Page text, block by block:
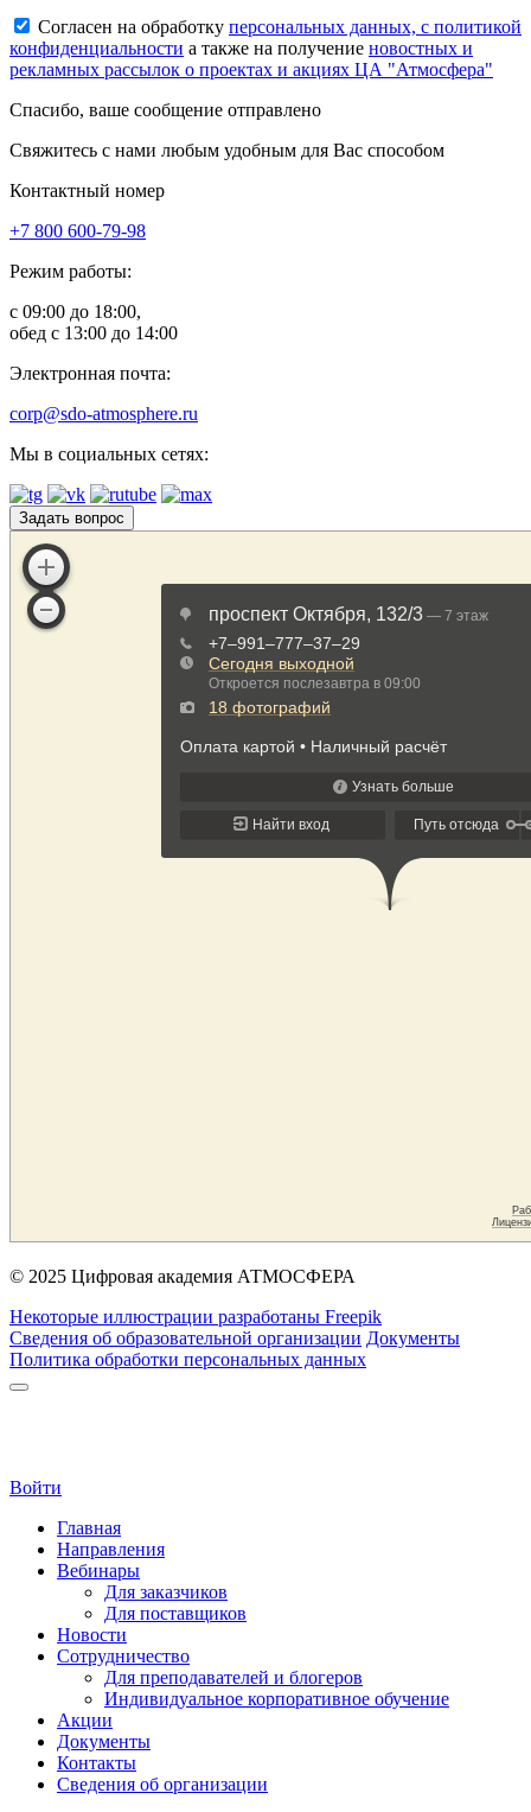
Согласен на обработку персональных данных, с политикой
конфиденциальности а также на получение новостных и
рекламных рассылок о проектах и акциях ЦА "Атмосфера"
Спасибо, ваше сообщение отправлено
Свяжитесь с нами любым удобным для Вас способом
Контактный номер
+7 800 600-79-98
Режим работы:
с 09:00 до 18:00,
обед с 13:00 до 14:00
Электронная почта:
corp@sdo-atmosphere.ru
Мы в социальных сетях:
Задать вопрос
© 2025 Цифровая академия АТМОСФЕРА
Некоторые иллюстрации разработаны Freepik
Сведения об образовательной организации Документы
Политика обработки персональных данных
Войти
Главная
Направления
Вебинары
Для заказчиков
Для поставщиков
Новости
Сотрудничество
Для преподавателей и блогеров
Индивидуальное корпоративное обучение
Акции
Документы
Контакты
Сведения об организации